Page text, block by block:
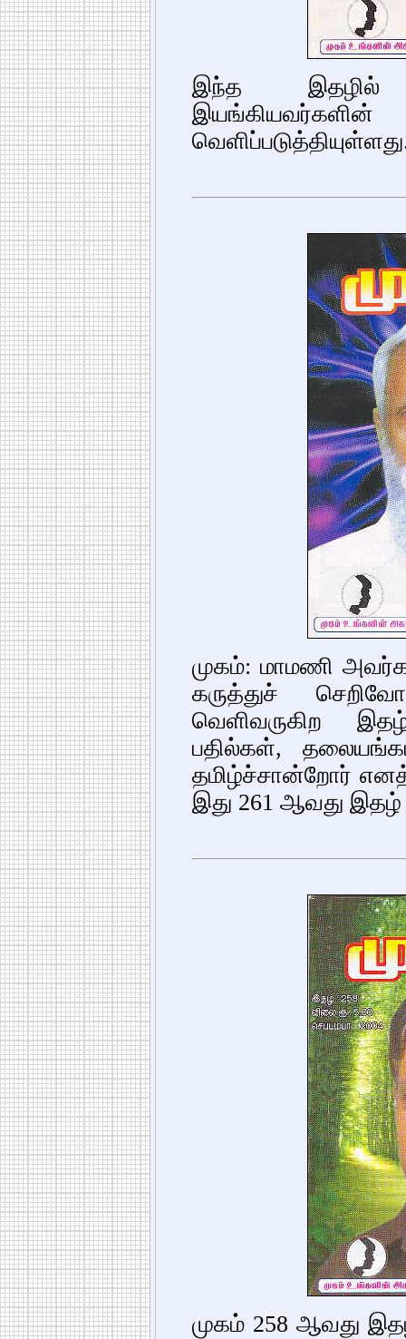
இந்த
இயங்கியவர்களின்
முகம்: மாமணி
கருத்துச்
வெளிவருகிற
பதில்கள்,
தமிழ்ச்சான்றோர்
இது 261 ஆவது இதழ்
முகம் 258 ஆவது